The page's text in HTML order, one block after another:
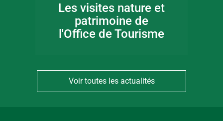
Les visites nature et
patrimoine de
l'Office de Tourisme
Voir toutes les actualités